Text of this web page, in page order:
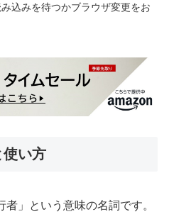
込みを待つかブラウザ変更をお
使い方
者」という意味の名詞です。